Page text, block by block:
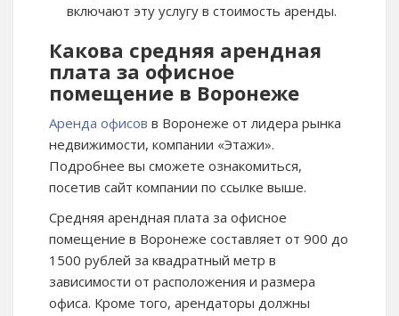
включают эту услугу в стоимость аренды.
Какова средняя арендная
плата за офисное
помещение в Воронеже
Аренда офисов в Воронеже от лидера рынка
недвижимости, компании «Этажи».
Подробнее вы сможете ознакомиться,
посетив сайт компании по ссылке выше.
Средняя арендная плата за офисное
помещение в Воронеже составляет от 900 до
1500 рублей за квадратный метр в
зависимости от расположения и размера
офиса. Кроме того, арендаторы должны